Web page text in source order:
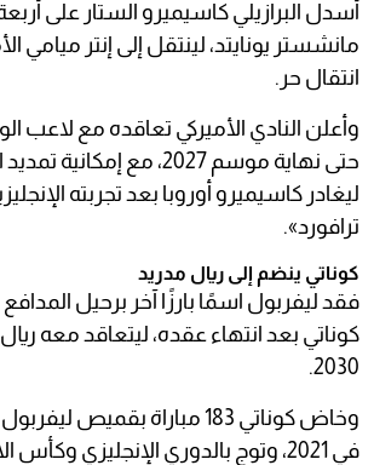
أسدل البرازيلي كاسيميرو الستار على
مانشستر يونايتد، لينتقل إلى إنتر ميامي
انتقال حر.
وأعلن النادي الأميركي تعاقده مع لاعب
حتى نهاية موسم 2027، مع
ليغادر كاسيميرو أوروبا بعد تجربته
ترافورد».
كوناتي ينضم إلى ريال مدريد
فقد ليفربول اسمًا بارزًا آخر برحيل
كوناتي بعد انتهاء عقده، ليتعاقد معه
2030.
وخاض كوناتي 183 مباراة بقميص
في 2021، وتوج بالدوري الإنجليزي وكأس